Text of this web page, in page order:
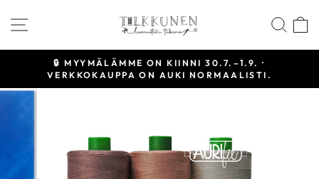
sisältöönSIVUSTON NAVIGOINTI HAE
Keskeytä
🔒 MYYMÄLÄMME ON KIINNI 30.7.–1.9. ·
VERKKOKAUPPA ON AUKI NORMAALISTI.